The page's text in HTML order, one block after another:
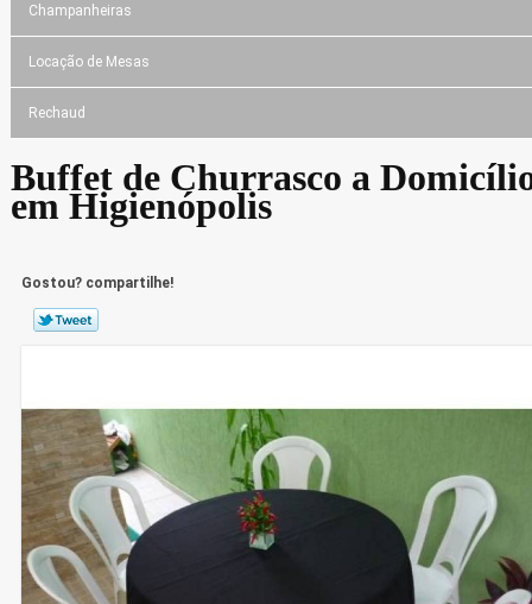
Champanheiras
Locação de Mesas
Rechaud
Buffet de Churrasco a
em Higienópolis
Gostou? compartilhe!